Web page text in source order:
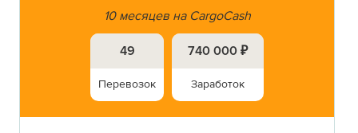
10 месяцев на CargoCash
49
Перевозок
740 000 ₽
Заработок